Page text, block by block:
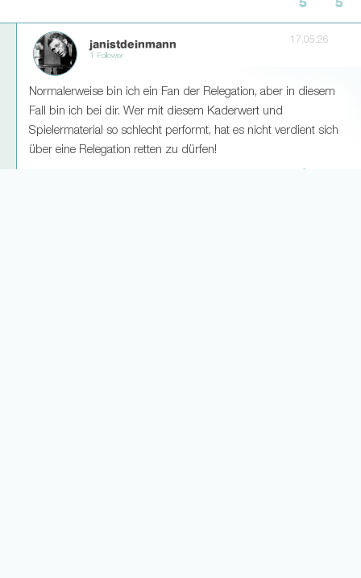
5 5
janistdeinmann
1 Follower
17.05.26
Normalerweise bin ich ein Fan der Relegation, aber in diesem
Fall bin ich bei dir. Wer mit diesem Kaderwert und
Spielermaterial so schlecht performt, hat es nicht verdient sich
über eine Relegation retten zu dürfen!